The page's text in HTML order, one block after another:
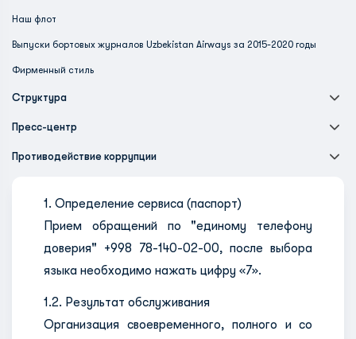
Наш флот
Выпуски бортовых журналов Uzbekistan Airways за 2015-2020 годы
Фирменный стиль
Структура
Пресс-центр
Противодействие коррупции
1. Определение сервиса (паспорт)
Прием обращений по "единому телефону
доверия" +998 78-140-02-00, после выбора
языка необходимо нажать цифру «7».
1.2. Результат обслуживания
Организация своевременного, полного и со